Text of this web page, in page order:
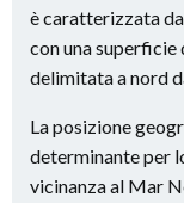
è caratterizzata
con una superficie
delimitata a nord
La posizione
determinante per
vicinanza al Mar